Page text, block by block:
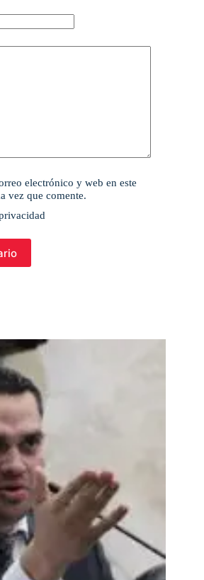
electrónico y web en este
vez que comente.